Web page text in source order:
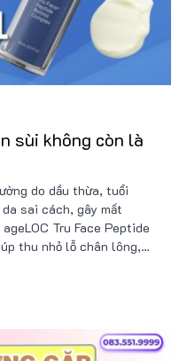
sùi không còn là
do dầu thừa, tuổi
sai cách, gây mất
Tru Face Peptide
thu nhỏ lỗ chân lông,
hồi nhờ công nghệ
ưu đãi từ Nu88 ngay!